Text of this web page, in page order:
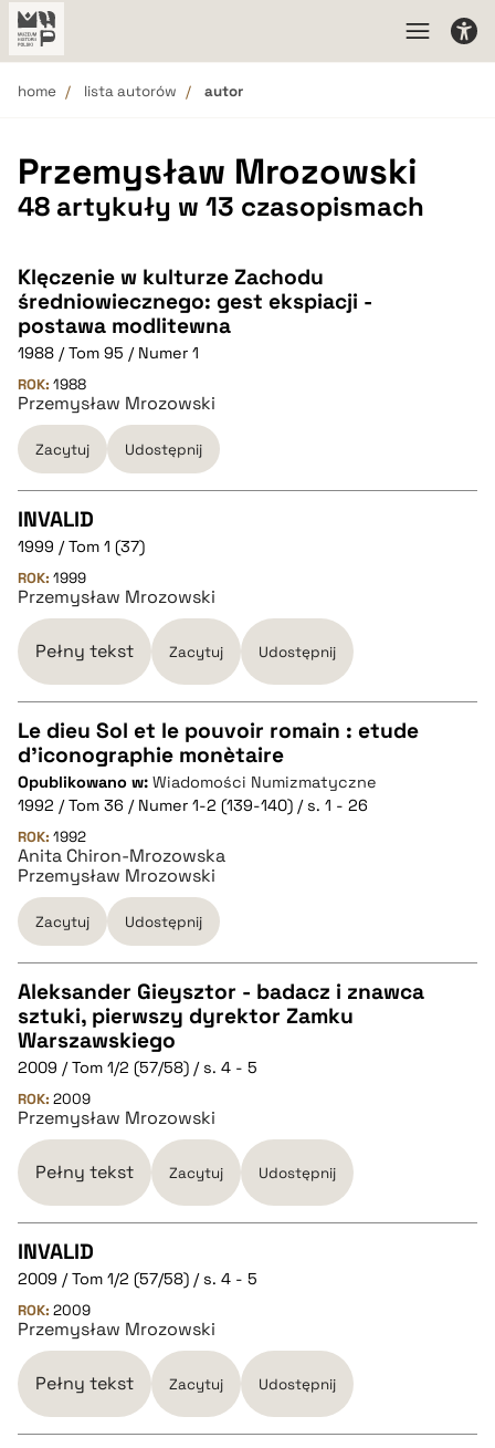
home lista autorów autor
Przemysław Mrozowski
48 artykuły w 13 czasopismach
Klęczenie w kulturze Zachodu
średniowiecznego: gest ekspiacji -
postawa modlitewna
1988 / Tom 95 / Numer 1
ROK: 1988
Przemysław Mrozowski
Zacytuj Udostępnij
CZYSTY TEKST
pobierz cytat
pobierz cytat
INVALID
1999 / Tom 1 (37)
ROK: 1999
Przemysław Mrozowski
Pełny tekst Zacytuj Udostępnij
CZYSTY TEKST
pobierz cytat
BIBTEX
pobierz cytat
Le dieu Sol et le pouvoir romain : etude
d'iconographie monètaire
Opublikowano w: Wiadomości Numizmatyczne
1992 / Tom 36 / Numer 1-2 (139-140) / s. 1 - 26
ROK: 1992
Anita Chiron-Mrozowska
Przemysław Mrozowski
Zacytuj Udostępnij
CZYSTY TEKST
pobierz cytat
BIBTEX
pobierz cytat
Aleksander Gieysztor - badacz i znawca
sztuki, pierwszy dyrektor Zamku
Warszawskiego
2009 / Tom 1/2 (57/58) / s. 4 - 5
ROK: 2009
Przemysław Mrozowski
Pełny tekst Zacytuj Udostępnij
CZYSTY TEKST
pobierz cytat
INVALID
2009 / Tom 1/2 (57/58) / s. 4 - 5
ROK: 2009
Przemysław Mrozowski
Pełny tekst Zacytuj Udostępnij